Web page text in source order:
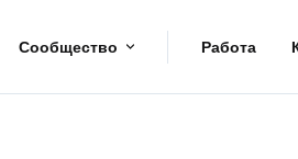
Сообщество Работа